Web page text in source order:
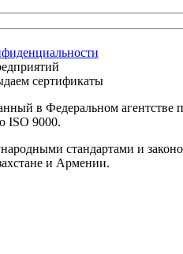
сертификаты
в Федеральном
ISO 9000.
стандартами и
и Армении.